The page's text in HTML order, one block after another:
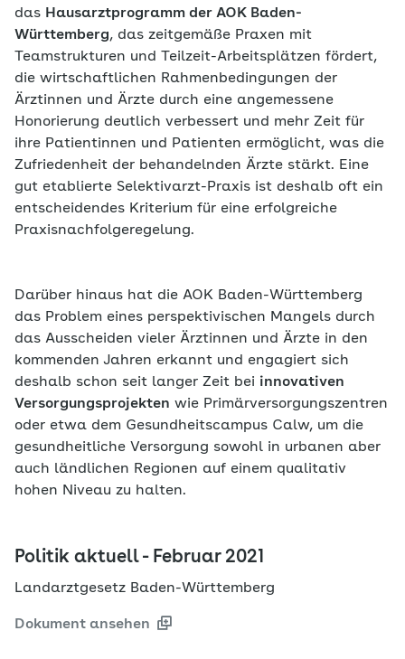
das Hausarztprogramm der AOK Baden-
Württemberg, das zeitgemäße Praxen mit
Teamstrukturen und Teilzeit-Arbeitsplätzen fördert,
die wirtschaftlichen Rahmenbedingungen der
Ärztinnen und Ärzte durch eine angemessene
Honorierung deutlich verbessert und mehr Zeit für
ihre Patientinnen und Patienten ermöglicht, was die
Zufriedenheit der behandelnden Ärzte stärkt. Eine
gut etablierte Selektivarzt-Praxis ist deshalb oft ein
entscheidendes Kriterium für eine erfolgreiche
Praxisnachfolgeregelung.
Darüber hinaus hat die AOK Baden-Württemberg
das Problem eines perspektivischen Mangels durch
das Ausscheiden vieler Ärztinnen und Ärzte in den
kommenden Jahren erkannt und engagiert sich
deshalb schon seit langer Zeit bei innovativen
Versorgungsprojekten wie Primärversorgungszentren
oder etwa dem Gesundheitscampus Calw, um die
gesundheitliche Versorgung sowohl in urbanen aber
auch ländlichen Regionen auf einem qualitativ
hohen Niveau zu halten.
Politik aktuell - Februar 2021
Landarztgesetz Baden-Württemberg
Dokument ansehen